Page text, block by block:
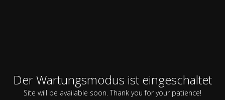
Der Wartungsmodus ist eingeschaltet
Site will be available soon. Thank you for your patience!